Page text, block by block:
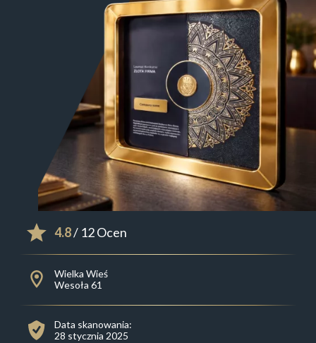
4.8/ 12 Ocen
Wielka Wieś
Wesoła 61
Data skanowania:
28 stycznia 2025